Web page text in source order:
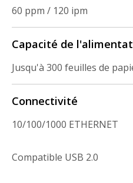
60 ppm / 120 ipm
Capacité de
Jusqu'à 300 feuilles de
Connectivité
10/100/1000 ETHERNET
Compatible USB 2.0